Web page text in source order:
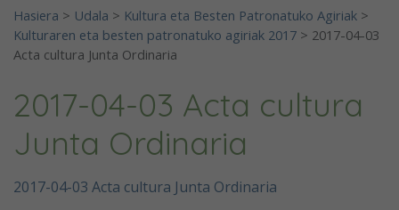
Hasiera > Udala > Kultura eta Besten Patronatuko Agiriak >
Kulturaren eta besten patronatuko agiriak 2017 > 2017-04-03
Acta cultura Junta Ordinaria
2017-04-03 Acta cultura
Junta Ordinaria
2017-04-03 Acta cultura Junta Ordinaria